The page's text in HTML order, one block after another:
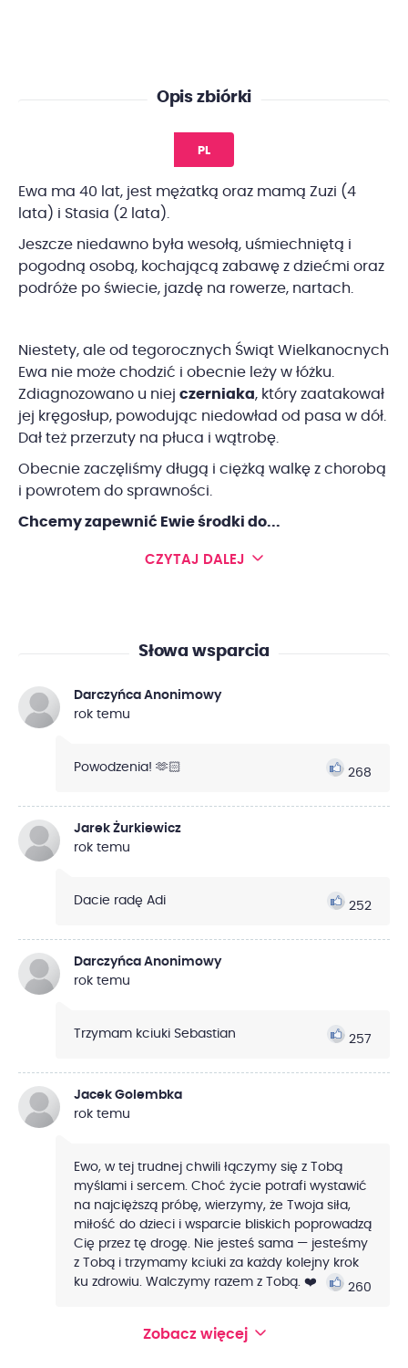
Opis zbiórki
PL
Ewa ma 40 lat, jest mężatką oraz mamą Zuzi (4
lata) i Stasia (2 lata).
Jeszcze niedawno była wesołą, uśmiechniętą i
pogodną osobą, kochającą zabawę z dziećmi oraz
podróże po świecie, jazdę na rowerze, nartach.
Niestety, ale od tegorocznych Świąt Wielkanocnych
Ewa nie może chodzić i obecnie leży w łóżku.
Zdiagnozowano u niej czerniaka, który zaatakował
jej kręgosłup, powodując niedowład od pasa w dół.
Dał też przerzuty na płuca i wątrobę.
Obecnie zaczęliśmy długą i ciężką walkę z chorobą
i powrotem do sprawności.
Chcemy zapewnić Ewie środki do...
CZYTAJ DALEJ
Słowa wsparcia
Darczyńca Anonimowy
rok temu
Powodzenia! 🫶🏻 268
Jarek Żurkiewicz
rok temu
Dacie radę Adi 252
Darczyńca Anonimowy
rok temu
Trzymam kciuki Sebastian 257
Jacek Golembka
rok temu
Ewo, w tej trudnej chwili łączymy się z Tobą
myślami i sercem. Choć życie potrafi wystawić
na najcięższą próbę, wierzymy, że Twoja siła,
miłość do dzieci i wsparcie bliskich poprowadzą
Cię przez tę drogę. Nie jesteś sama — jesteśmy
z Tobą i trzymamy kciuki za każdy kolejny krok
ku zdrowiu. Walczymy razem z Tobą. ❤️
260
Zobacz więcej